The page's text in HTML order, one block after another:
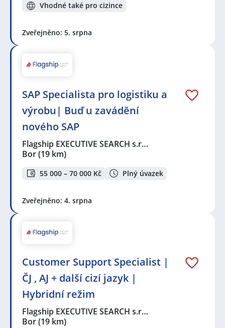
Vhodné také pro cizince
Zveřejněno: 5. srpna
SAP Specialista pro logistiku a
výrobu| Buď u zavádění
nového SAP
Flagship EXECUTIVE SEARCH s.r…
Bor(19 km)
55 000 – 70 000 Kč Plný úvazek
Zveřejněno: 4. srpna
Customer Support Specialist |
ČJ , AJ + další cizí jazyk |
Hybridní režim
Flagship EXECUTIVE SEARCH s.r…
Bor(19 km)